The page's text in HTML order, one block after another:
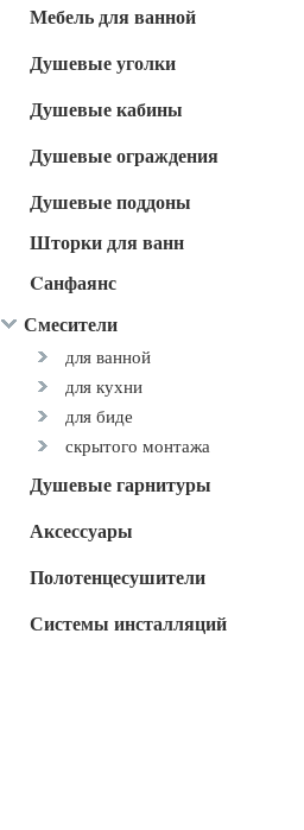
Мебель для ванной
Душевые уголки
Душевые кабины
Душевые ограждения
Душевые поддоны
Шторки для ванн
Cанфаянс
Смесители
для ванной
для кухни
для биде
скрытого монтажа
Душевые гарнитуры
Аксессуары
Полотенцесушители
Системы инсталляций